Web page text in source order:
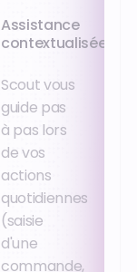
Assistance
contextualisée
Scout vous
guide pas
à pas lors
de vos
actions
quotidiennes
(saisie
d'une
commande,